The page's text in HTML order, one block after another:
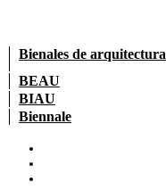
Bienales de arquitectura
BEAU
BIAU
Biennale